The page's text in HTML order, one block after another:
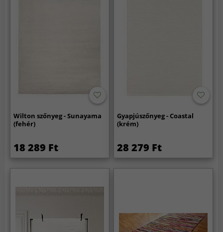
Wilton szőnyeg - Sunayama
(fehér)
18 289 Ft
Gyapjúszőnyeg - Coastal
(krém)
28 279 Ft